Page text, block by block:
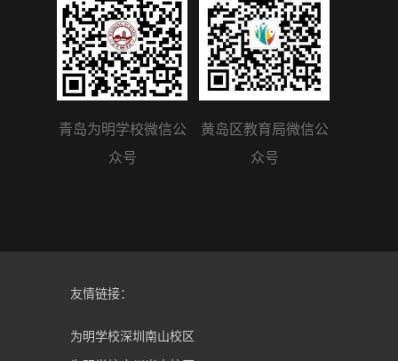
青岛为明学校微信公
众号
黄岛区教育局微信公
众号
友情链接：
为明学校深圳南山校区